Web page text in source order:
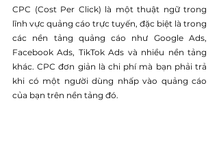
CPC (Cost Per Click) là một thuật ngữ trong
lĩnh vực quảng cáo trực tuyến, đặc biệt là trong
các nền tảng quảng cáo như Google Ads,
Facebook Ads, TikTok Ads và nhiều nền tảng
khác. CPC đơn giản là chi phí mà bạn phải trả
khi có một người dùng nhấp vào quảng cáo
của bạn trên nền tảng đó.